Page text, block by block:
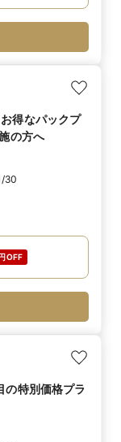
得なパックプ
の方へ
30
OFF
特別価格プラ